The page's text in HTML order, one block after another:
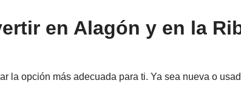
en Alagón y en la
la opción más adecuada para ti. Ya sea nueva o